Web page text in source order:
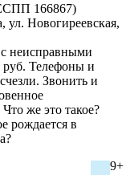
166867)
ул. Новогиреевская,
неисправными
руб. Телефоны и
Звонить и
же это такое?
рождается в
9+